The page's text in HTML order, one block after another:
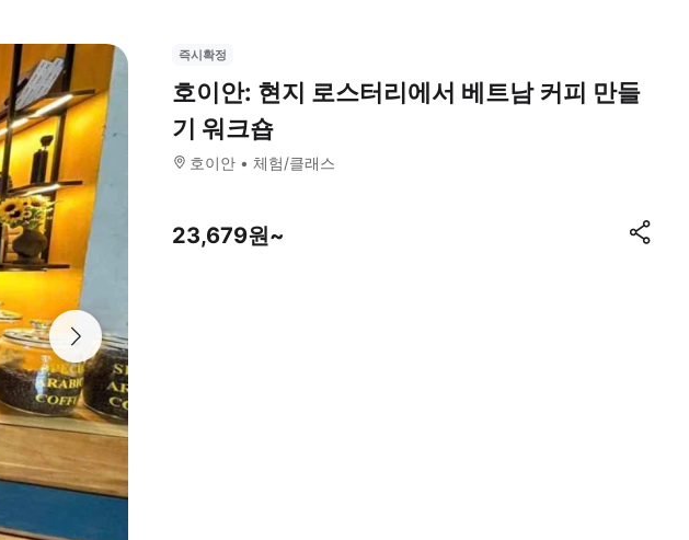
즉시확정
호이안: 현지 로스터리에서 베트남 커피 만들
기 워크숍
호이안 체험/클래스
23,679원~